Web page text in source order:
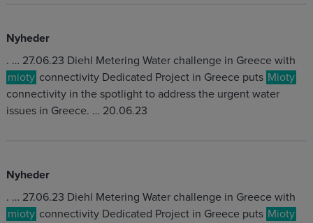
Nyheder
. … 27.06.23 Diehl Metering Water challenge in Greece with
mioty connectivity Dedicated Project in Greece puts Mioty
connectivity in the spotlight to address the urgent water
issues in Greece. … 20.06.23
Nyheder
. … 27.06.23 Diehl Metering Water challenge in Greece with
mioty connectivity Dedicated Project in Greece puts Mioty